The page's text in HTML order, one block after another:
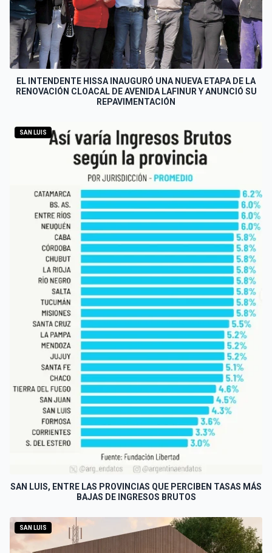
EL INTENDENTE HISSA INAUGURÓ UNA NUEVA ETAPA DE LA
RENOVACIÓN CLOACAL DE AVENIDA LAFINUR Y ANUNCIÓ SU
REPAVIMENTACIÓN
SAN LUIS
SAN LUIS, ENTRE LAS PROVINCIAS QUE PERCIBEN TASAS MÁS
BAJAS DE INGRESOS BRUTOS
SAN LUIS